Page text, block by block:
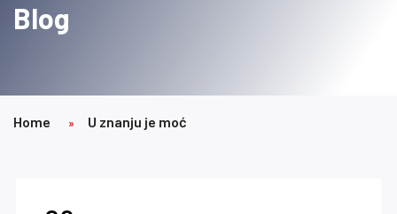
Blog
Home » U znanju je moć